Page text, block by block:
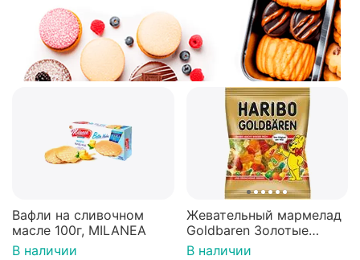
Вафли на сливочном
масле 100г, MILANEA
В наличии
Жевательный мармелад
Goldbaren Золотые
мишки 100г, Германия
В наличии